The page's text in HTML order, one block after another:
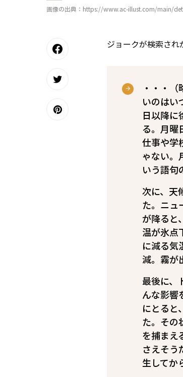
画像の出典：https://www.ac-illust.com/main/
ジョークが検索され
・・・
いのはい
日以降に
る。月曜
仕事や学
ゃない。
いう語句
次に、天
た。ニュ
が降ると
温が氷点
に減る――
減。霧が
最後に、
んな影響
にとると
た。その
を捕まえ
さえそう
生してか